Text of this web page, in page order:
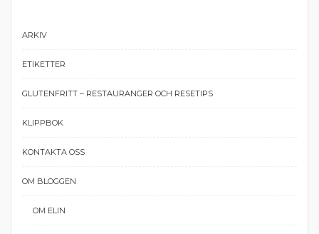
ARKIV
ETIKETTER
GLUTENFRITT – RESTAURANGER OCH RESETIPS
KLIPPBOK
KONTAKTA OSS
OM BLOGGEN
OM ELIN